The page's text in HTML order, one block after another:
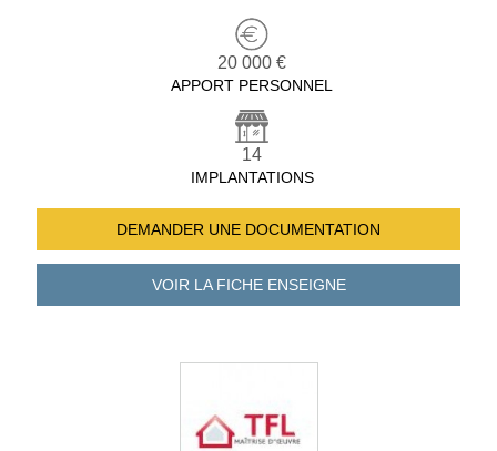
20 000 €
APPORT PERSONNEL
14
IMPLANTATIONS
DEMANDER UNE DOCUMENTATION
VOIR LA FICHEENSEIGNE